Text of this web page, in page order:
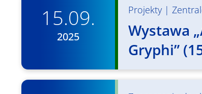
15.09.
2025
Projekty|
Wystawa
Gryphi”